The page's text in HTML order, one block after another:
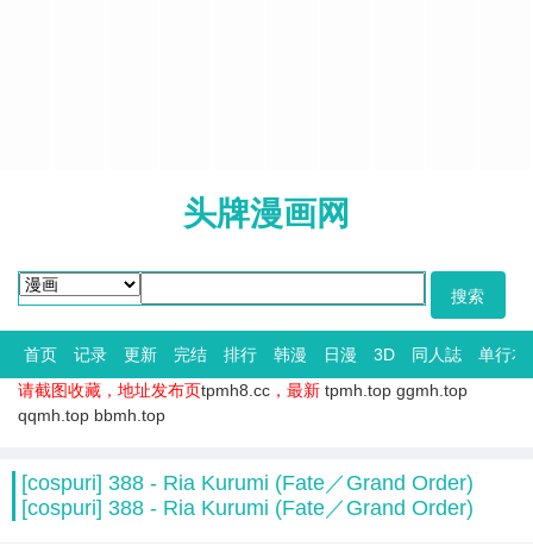
头牌漫画网
首页 记录 更新 完结 排行 韩漫 日漫 3D 同人誌
单行本
请截图收藏，地址发布页tpmh8.cc ，最新 tpmh.top ggmh.top
qqmh.top bbmh.top
[cospuri] 388 - Ria Kurumi (Fate／Grand Order)
[cospuri] 388 - Ria Kurumi (Fate／Grand Order)